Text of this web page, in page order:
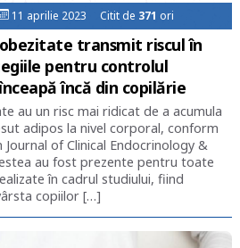
11 aprilie 2023 Citit de 371 ori
obezitate transmit riscul în
pentru controlul
încă din copilărie
au un risc mai ridicat de a acumula
adipos la nivel corporal, conform
of Clinical Endocrinology &
au fost prezente pentru toate
în cadrul studiului, fiind
copiilor […]